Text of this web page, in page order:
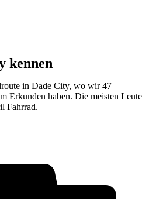
kennen
in Dade City, wo wir 47
Erkunden haben. Die meisten Leute
Fahrrad.